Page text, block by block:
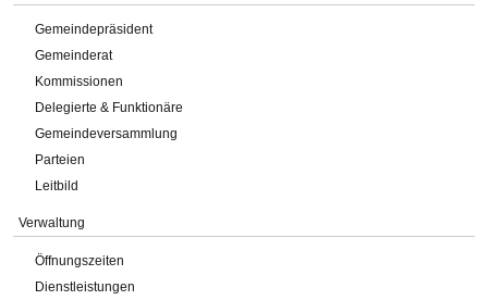
Gemeindepräsident
Gemeinderat
Kommissionen
Delegierte & Funktionäre
Gemeindeversammlung
Parteien
Leitbild
Verwaltung
Öffnungszeiten
Dienstleistungen